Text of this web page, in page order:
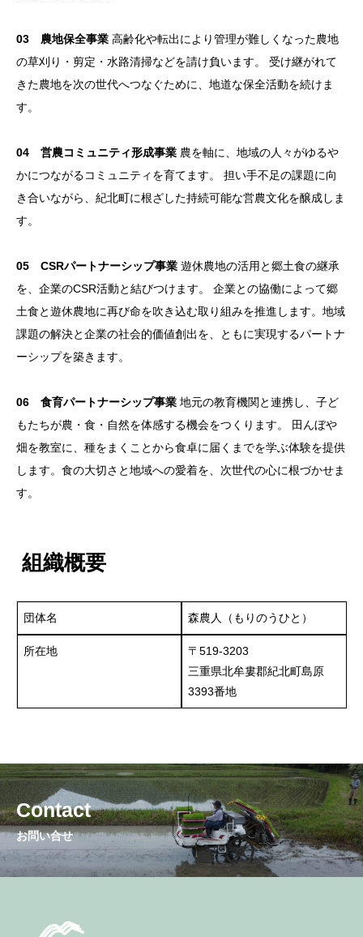
03 農地保全事業 高齢化や転出により管理が難しくなった農地
の草刈り・剪定・水路清掃などを請け負います。 受け継がれて
きた農地を次の世代へつなぐために、地道な保全活動を続けま
す。
04 営農コミュニティ形成事業 農を軸に、地域の人々がゆるや
かにつながるコミュニティを育てます。 担い手不足の課題に向
き合いながら、紀北町に根ざした持続可能な営農文化を醸成しま
す。
05 CSRパートナーシップ事業 遊休農地の活用と郷土食の継承
を、企業のCSR活動と結びつけます。 企業との協働によって郷
土食と遊休農地に再び命を吹き込む取り組みを推進します。地域
課題の解決と企業の社会的価値創出を、ともに実現するパートナ
ーシップを築きます。
06 食育パートナーシップ事業 地元の教育機関と連携し、子ど
もたちが農・食・自然を体感する機会をつくります。 田んぼや
畑を教室に、種をまくことから食卓に届くまでを学ぶ体験を提供
します。食の大切さと地域への愛着を、次世代の心に根づかせま
す。
組織概要
団体名 森農人（もりのうひと）
所在地
〒519-3203
三重県北牟婁郡紀北町島原
3393番地
Contact
お問い合せ